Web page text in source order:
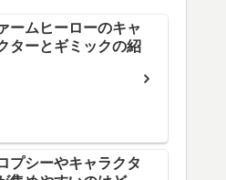
ームヒーローのキャ
ターとギミックの紹
プシーやキャラクタ